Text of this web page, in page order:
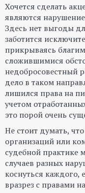
Хочется сделать
являются
Здесь нет выгоды
заботится
прикрываясь
сложившимися
недобросовестный
дело в таком
лишился права на
учетом
это порой очень
Не стоит думать,
организаций или
судебной практике
случаев разных
коснуться каждого,
вразрез с правами